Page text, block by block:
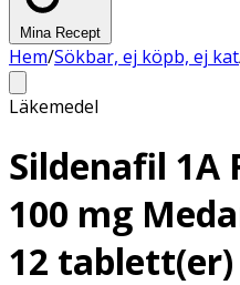
Mina Recept
Hem/Sökbar, ej köpb, ej kat
Läkemedel
Sildenafil 1A
100 mg
12 tablett(er)